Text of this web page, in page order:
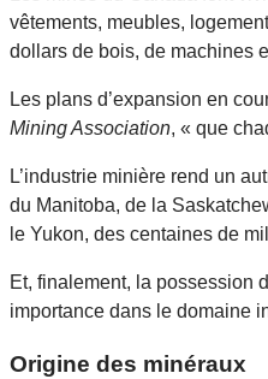
vêtements, meubles,
dollars de bois, de machines
Les plans d’expansion en
Mining Association, « que
L’industrie minière rend un
du Manitoba, de la
le Yukon, des centaines de
Et, finalement, la possession
importance dans le domaine
Origine des minéraux